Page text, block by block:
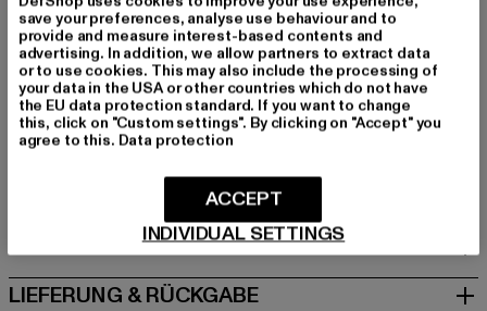
Polyester
Art.Nr: BBM126-006-00007
Hersteller: Noctane |Nando@noctane-distributions.com
Am Hof 41683 | 1100 Vienna | AT
GRÖSSE & PASSFORM
PFLEGEHINWEISE
LIEFERUNG & RÜCKGABE
save your preferences, analyse use behaviour and to
provide and measure interest-based contents and
advertising. In addition, we allow partners to extract data
or to use cookies. This may also include the processing of
your data in the USA or other countries which do not have
the EU data protection standard. If you want to change
this, click on "Custom settings". By clicking on "Accept" you
agree to this. Data protection
INDIVIDUAL SETTINGS
ACCEPT